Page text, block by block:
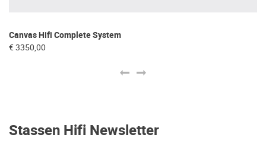
Canvas Hifi Complete System
€ 3350,00
Stassen Hifi Newsletter